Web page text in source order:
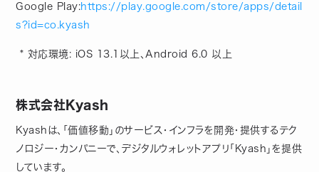
Google Play:​https://play.google.com/store/apps/detail
s?id=co.kyash
* ​対応環境​: iOS ​13.1​以上、​Android 6.0 ​以上
株式会社Kyash
Kyashは、「価値移動」のサービス・インフラを開発・提供するテク
ノロジー・カンパニーで、デジタルウォレットアプリ「Kyash」を提供
しています。